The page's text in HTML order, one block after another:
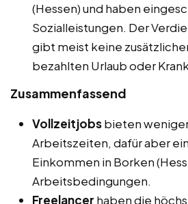
(Hessen) und haben
Sozialleistungen. Der
gibt meist keine
bezahlten Urlaub oder
Zusammenfassend
Vollzeitjobsbieten
Arbeitszeiten, dafür aber
Einkommen in Borken
Arbeitsbedingungen.
Freelancer haben die